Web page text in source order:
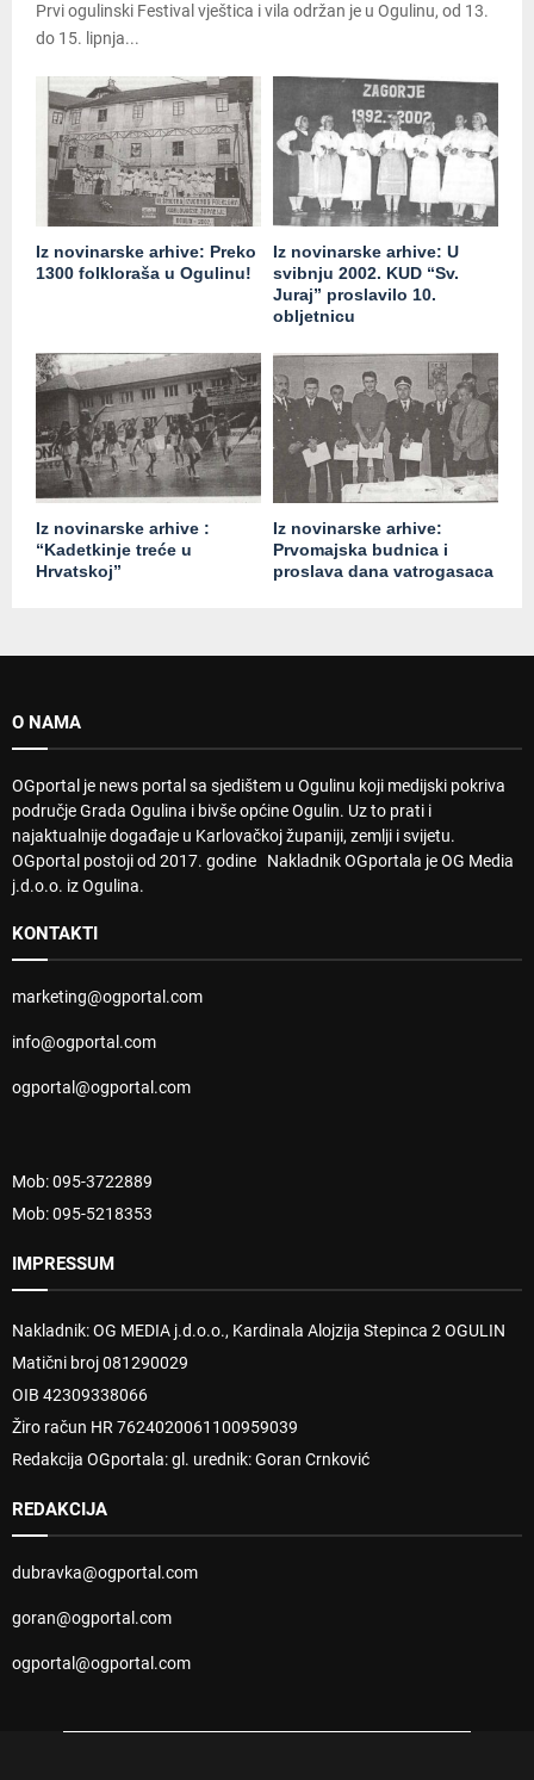
Prvi ogulinski Festival vještica i vila održan je u Ogulinu, od 13.
do 15. lipnja...
Iz novinarske arhive: Preko
1300 folkloraša u Ogulinu!
Iz novinarske arhive: U
svibnju 2002. KUD “Sv.
Juraj” proslavilo 10.
obljetnicu
Iz novinarske arhive :
“Kadetkinje treće u
Hrvatskoj”
Iz novinarske arhive:
Prvomajska budnica i
proslava dana vatrogasaca
O NAMA
OGportal je news portal sa sjedištem u Ogulinu koji medijski pokriva
područje Grada Ogulina i bivše općine Ogulin. Uz to prati i
najaktualnije događaje u Karlovačkoj županiji, zemlji i svijetu.
OGportal postoji od 2017. godine Nakladnik OGportala je OG Media
j.d.o.o. iz Ogulina.
KONTAKTI
marketing@ogportal.com
info@ogportal.com
ogportal@ogportal.com
Mob: 095-3722889
Mob: 095-5218353
IMPRESSUM
Nakladnik: OG MEDIA j.d.o.o., Kardinala Alojzija Stepinca 2 OGULIN
Matični broj 081290029
OIB 42309338066
Žiro račun HR 7624020061100959039
Redakcija OGportala: gl. urednik: Goran Crnković
REDAKCIJA
dubravka@ogportal.com
goran@ogportal.com
ogportal@ogportal.com